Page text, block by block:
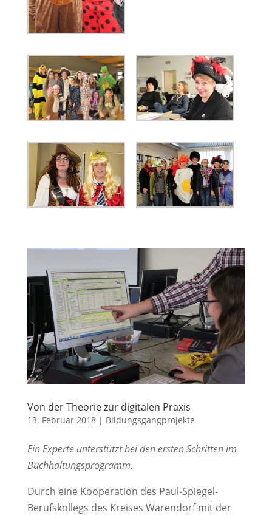
Von der Theorie zur digitalen Praxis
13. Februar 2018| Bildungsgangprojekte
Ein Experte unterstützt bei den ersten Schritten im
Buchhaltungsprogramm.
Durch eine Kooperation des Paul-Spiegel-
Berufskollegs des Kreises Warendorf mit der